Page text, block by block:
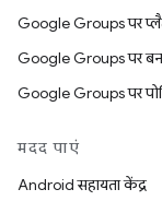
Google Groups पर
Google Groups पर
Google Groups पर
मदद पाएं
Android सहायता केंद्र